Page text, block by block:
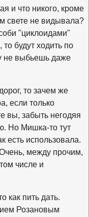
и что никого, кроме
свете не видывала?
"циклоидами"
будут ходить по
не выбьешь даже
то зачем же
если только
вы, забыть негодяя
Но Мишка-то тут
есть использовала.
между прочим,
числе и
как пить дать.
Розановым